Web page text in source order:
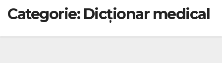
Categorie: Dicționar medical